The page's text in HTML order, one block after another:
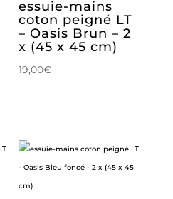
essuie-mains
coton peigné LT
– Oasis Brun – 2
x (45 x 45 cm)
19,00€